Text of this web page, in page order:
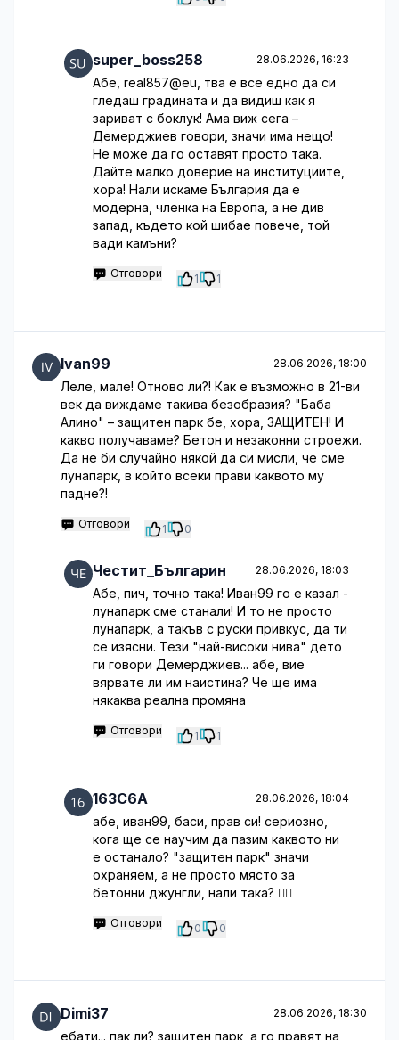
super_boss258 28.06.2026, 16:23
Абе, real857@eu, тва е все едно да си
гледаш градината и да видиш как я
зариват с боклук! Ама виж сега –
Демерджиев говори, значи има нещо!
Не може да го оставят просто така.
Дайте малко доверие на институциите,
хора! Нали искаме България да е
модерна, членка на Европа, а не див
запад, където кой шибае повече, той
вади камъни?
Отговори 1 1
Ivan99 28.06.2026, 18:00
Леле, мале! Отново ли?! Как е възможно в 21-ви
век да виждаме такива безобразия? "Баба
Алино" – защитен парк бе, хора, ЗАЩИТЕН! И
какво получаваме? Бетон и незаконни строежи.
Да не би случайно някой да си мисли, че сме
лунапарк, в който всеки прави каквото му
падне?!
Отговори 1 0
Честит_Българин 28.06.2026, 18:03
Абе, пич, точно така! Иван99 го е казал -
лунапарк сме станали! И то не просто
лунапарк, а такъв с руски привкус, да ти
се изясни. Тези "най-високи нива" дето
ги говори Демерджиев... абе, вие
вярвате ли им наистина? Че ще има
някаква реална промяна
Отговори 1 1
163C6A 28.06.2026, 18:04
абе, иван99, баси, прав си! сериозно,
кога ще се научим да пазим каквото ни
е останало? "защитен парк" значи
охраняем, а не просто място за
бетонни джунгли, нали така? 🤦‍♂️
Отговори 0 0
Dimi37 28.06.2026, 18:30
ебати... пак ли? защитен парк, а го правят на